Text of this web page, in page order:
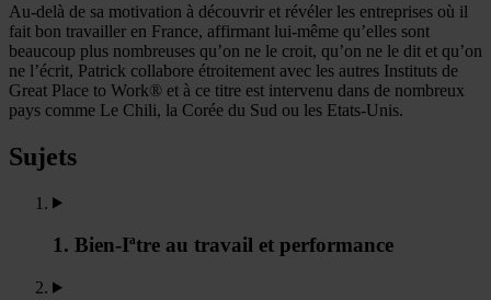
Au-delà de sa motivation à découvrir et révéler les entreprises où il
fait bon travailler en France, affirmant lui-même qu’elles sont
beaucoup plus nombreuses qu’on ne le croit, qu’on ne le dit et qu’on
ne l’écrit, Patrick collabore étroitement avec les autres Instituts de
Great Place to Work® et à ce titre est intervenu dans de nombreux
pays comme Le Chili, la Corée du Sud ou les Etats-Unis.
Sujets
1. Bien-Iªtre au travail et performance